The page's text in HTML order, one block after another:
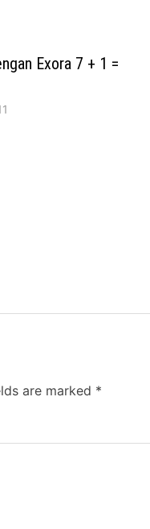
Exora 7 + 1 =
are marked *